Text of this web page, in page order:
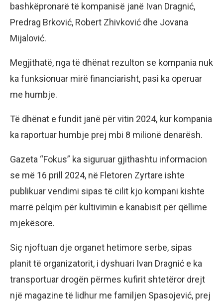
bashkëpronarë të kompanisë janë Ivan Dragnić,
Predrag Brković, Robert Zhivković dhe Jovana
Mijalović.
Megjithatë, nga të dhënat rezulton se kompania nuk
ka funksionuar mirë financiarisht, pasi ka operuar
me humbje.
Të dhënat e fundit janë për vitin 2024, kur kompania
ka raportuar humbje prej mbi 8 milionë denarësh.
Gazeta “Fokus” ka siguruar gjithashtu informacion
se më 16 prill 2024, në Fletoren Zyrtare ishte
publikuar vendimi sipas të cilit kjo kompani kishte
marrë pëlqim për kultivimin e kanabisit për qëllime
mjekësore.
Siç njoftuan dje organet hetimore serbe, sipas
planit të organizatorit, i dyshuari Ivan Dragnić e ka
transportuar drogën përmes kufirit shtetëror drejt
një magazine të lidhur me familjen Spasojević, prej